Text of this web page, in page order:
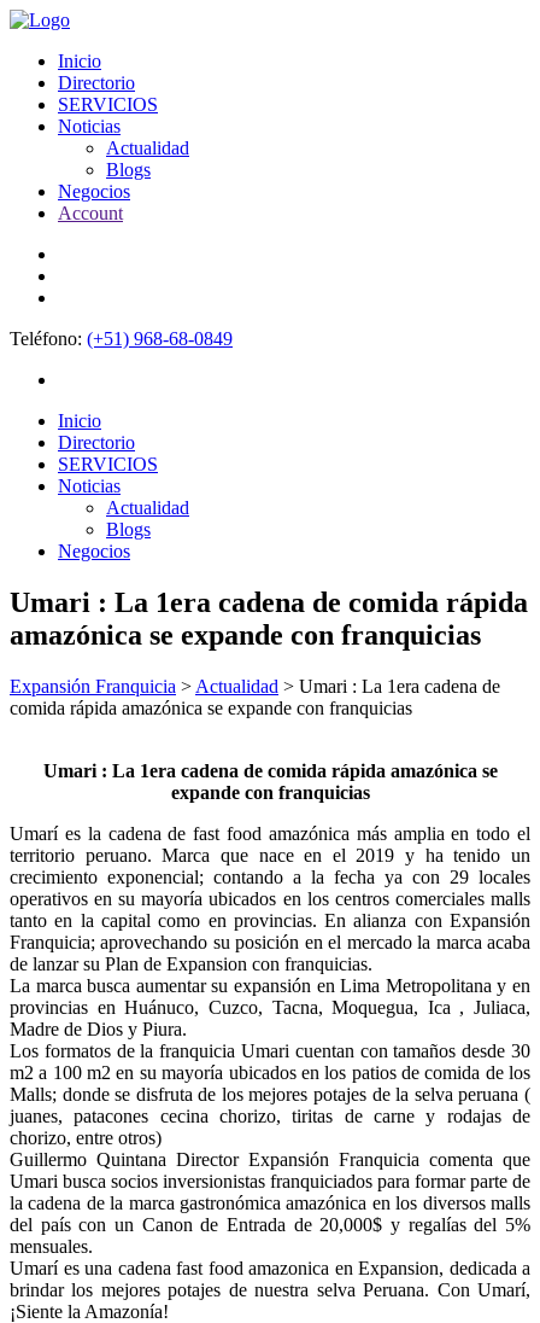
Inicio
Directorio
SERVICIOS
Noticias
Actualidad
Blogs
Negocios
Account
Teléfono: (+51) 968-68-0849
Inicio
Directorio
SERVICIOS
Noticias
Actualidad
Blogs
Negocios
Umari : La 1era cadena de comida rápida
amazónica se expande con franquicias
Expansión Franquicia > Actualidad > Umari : La 1era cadena de
comida rápida amazónica se expande con franquicias
Umari : La 1era cadena de comida rápida amazónica se
expande con franquicias
Umarí es la cadena de fast food amazónica más amplia en todo el
territorio peruano. Marca que nace en el 2019 y ha tenido un
crecimiento exponencial; contando a la fecha ya con 29 locales
operativos en su mayoría ubicados en los centros comerciales malls
tanto en la capital como en provincias. En alianza con Expansión
Franquicia; aprovechando su posición en el mercado la marca acaba
de lanzar su Plan de Expansion con franquicias.
La marca busca aumentar su expansión en Lima Metropolitana y en
provincias en Huánuco, Cuzco, Tacna, Moquegua, Ica , Juliaca,
Madre de Dios y Piura.
Los formatos de la franquicia Umari cuentan con tamaños desde 30
m2 a 100 m2 en su mayoría ubicados en los patios de comida de los
Malls; donde se disfruta de los mejores potajes de la selva peruana (
juanes, patacones cecina chorizo, tiritas de carne y rodajas de
chorizo, entre otros)
Guillermo Quintana Director Expansión Franquicia comenta que
Umari busca socios inversionistas franquiciados para formar parte de
la cadena de la marca gastronómica amazónica en los diversos malls
del país con un Canon de Entrada de 20,000$ y regalías del 5%
mensuales.
Umarí es una cadena fast food amazonica en Expansion, dedicada a
brindar los mejores potajes de nuestra selva Peruana. Con Umarí,
¡Siente la Amazonía!